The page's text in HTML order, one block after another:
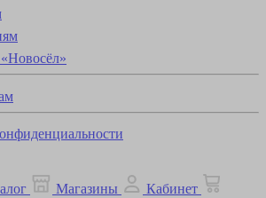
Магазины
Кабинет